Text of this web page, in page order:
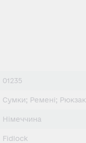
01235
Сумки; Ремені;
Німеччина
Fidlock